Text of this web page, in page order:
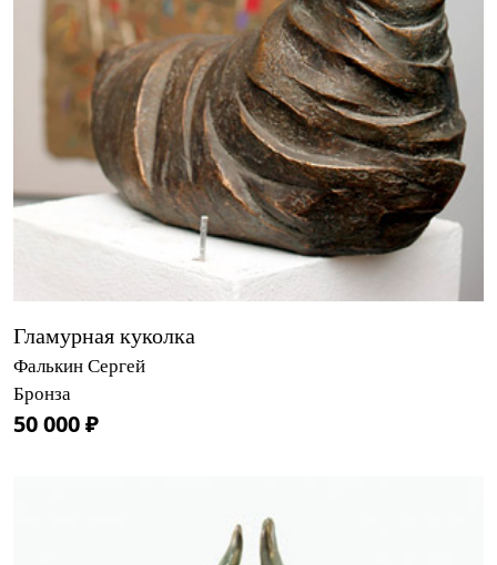
Гламурная куколка
Фалькин Сергей
Бронза
50 000 ₽